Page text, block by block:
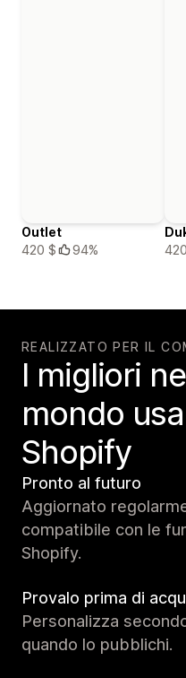
Outlet
420 $
94%
REALIZZATO PER IL
I migliori
mondo
Shopify
Pronto al futuro
Aggiornato
compatibile con le
Shopify.
Provalo prima di
Personalizza
quando lo pubblichi.